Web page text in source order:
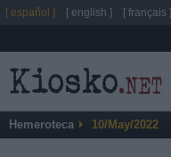
Hemeroteca 10/May/2022
[ español ] [ english ] [ français ]